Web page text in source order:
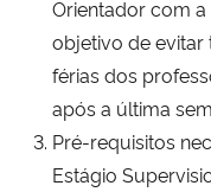
Orientador com
objetivo de
férias dos
após a última
Pré-requisitos
Estágio